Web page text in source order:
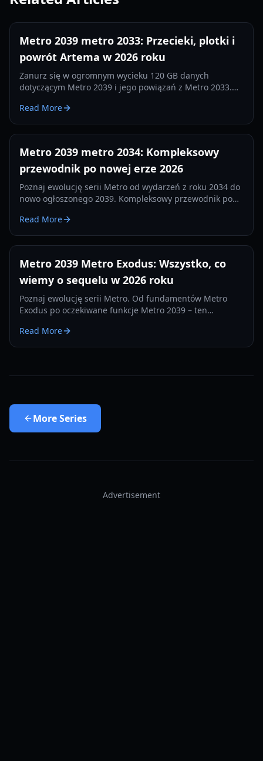
Metro 2039 metro 2033: Przecieki, plotki i
powrót Artema w 2026 roku
Zanurz się w ogromnym wycieku 120 GB danych
dotyczącym Metro 2039 i jego powiązań z Metro 2033.
na Unreal Engine 5.
Read More
Metro 2039 metro 2034: Kompleksowy
przewodnik po nowej erze 2026
Poznaj ewolucję serii Metro od wydarzeń z roku 2034 do
nowo ogłoszonego 2039. Kompleksowy przewodnik po
Read More
Metro 2039 Metro Exodus: Wszystko, co
wiemy o sequelu w 2026 roku
Poznaj ewolucję serii Metro. Od fundamentów Metro
Exodus po oczekiwane funkcje Metro 2039 – ten
premiery.
Read More
MoreSeries
Advertisement